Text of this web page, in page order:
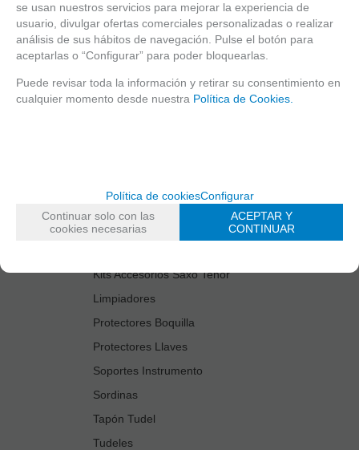
Anillo Fonico Saxo Tenor
Atriles Marcha
Boquillas
Boquilleros
Cañas
Estuches Guardacañas
Estuches Instrumento
Kits Accesorios Saxo Tenor
Limpiadores
Protectores Boquilla
Protectores Llaves
Soportes Instrumento
Sordinas
Tapón Tudel
Tudeles
se usan nuestros servicios para mejorar la experiencia de
usuario, divulgar ofertas comerciales personalizadas o realizar
análisis de sus hábitos de navegación. Pulse el botón para
aceptarlas o “Configurar” para poder bloquearlas.
Puede revisar toda la información y retirar su consentimiento en
cualquier momento desde nuestra Política de Cookies.
Política de cookiesConfigurar
Continuar solo con las
cookies necesarias
ACEPTAR Y
CONTINUAR